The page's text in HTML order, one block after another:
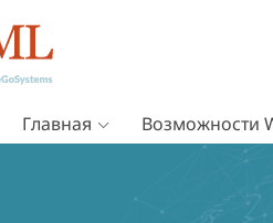
Главная Возможности